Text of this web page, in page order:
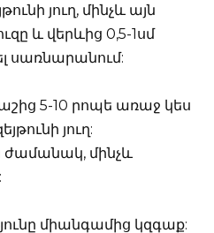
յուղ, մինչև այն
և վերևից 0,5-1սմ
սառնարանում:
5-10 րոպե առաջ կես
յուղ:
մինչև
միանգամից կզգաք: